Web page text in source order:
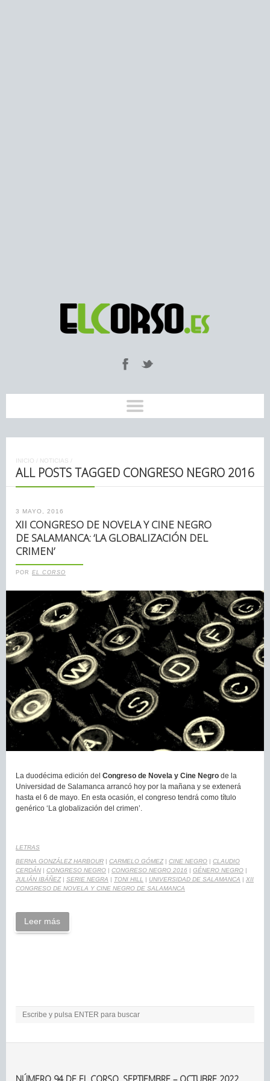
INICIO / NOTICIAS /
ALL POSTS TAGGED CONGRESO NEGRO 2016
3 MAYO, 2016
XII CONGRESO DE NOVELA Y CINE NEGRO
DE SALAMANCA: ‘LA GLOBALIZACIÓN DEL
CRIMEN’
POR EL CORSO
La duodécima edición del Congreso de Novela y Cine Negro de la
Universidad de Salamanca arrancó hoy por la mañana y se extenerá
hasta el 6 de mayo. En esta ocasión, el congreso tendrá como título
genérico ‘La globalización del crimen’.
LETRAS
BERNA GONZÁLEZ HARBOUR | CARMELO GÓMEZ| CINE NEGRO | CLAUDIO
CERDÁN | CONGRESO NEGRO | CONGRESO NEGRO 2016 | GÉNERO NEGRO |
JULIÁN IBÁÑEZ| SERIE NEGRA | TONI HILL | UNIVERSIDAD DE SALAMANCA | XII
CONGRESO DE NOVELA Y CINE NEGRO DE SALAMANCA
Leer más